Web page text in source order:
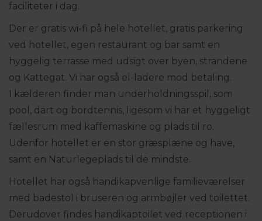
faciliteter i dag.
Der er gratis wi-fi på hele hotellet, gratis parkering
ved hotellet, egen restaurant og bar samt en
hyggelig terrasse med udsigt over byen, strandene
og Kattegat. Vi har også el-ladere mod betaling.
I kælderen finder man underholdningsspil, som
pool, dart og bordtennis, ligesom vi har et hyggeligt
fællesrum med kaffemaskine og plads til ro.
Udenfor hotellet er en stor græsplæne og have,
samt en Naturlegeplads til de mindste.
Hotellet har også handikapvenlige familieværelser
med badestol i bruseren og armbøjler ved toilettet.
Derudover findes handikaptoilet ved receptionen i